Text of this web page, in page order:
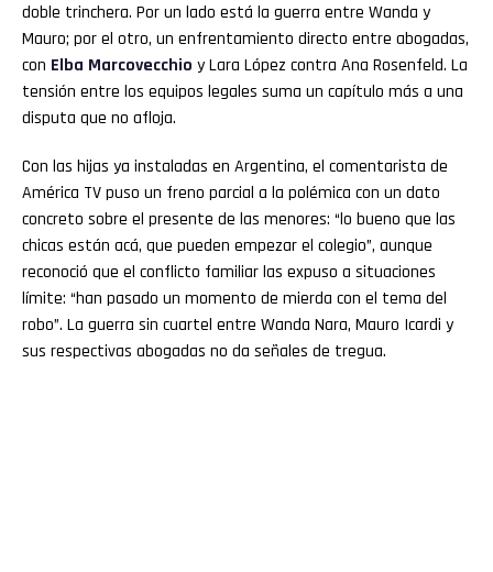
doble trinchera. Por un lado está la guerra entre Wanda y
Mauro; por el otro, un enfrentamiento directo entre abogadas,
con Elba Marcovecchio y Lara López contra Ana Rosenfeld. La
tensión entre los equipos legales suma un capítulo más a una
disputa que no afloja.
Con las hijas ya instaladas en Argentina, el comentarista de
América TV puso un freno parcial a la polémica con un dato
concreto sobre el presente de las menores: “lo bueno que las
chicas están acá, que pueden empezar el colegio”, aunque
reconoció que el conflicto familiar las expuso a situaciones
límite: “han pasado un momento de mierda con el tema del
robo”. La guerra sin cuartel entre Wanda Nara, Mauro Icardi y
sus respectivas abogadas no da señales de tregua.